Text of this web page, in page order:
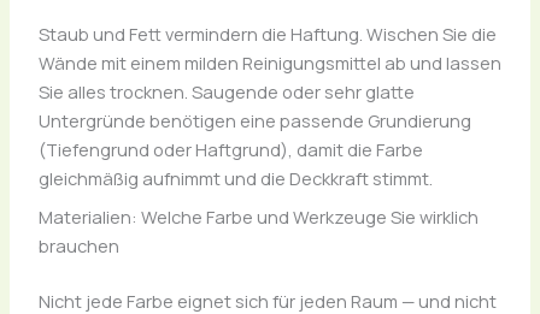
Staub und Fett vermindern die Haftung. Wischen Sie die
Wände mit einem milden Reinigungsmittel ab und lassen
Sie alles trocknen. Saugende oder sehr glatte
Untergründe benötigen eine passende Grundierung
(Tiefengrund oder Haftgrund), damit die Farbe
gleichmäßig aufnimmt und die Deckkraft stimmt.
Materialien: Welche Farbe und Werkzeuge Sie wirklich
brauchen
Nicht jede Farbe eignet sich für jeden Raum — und nicht